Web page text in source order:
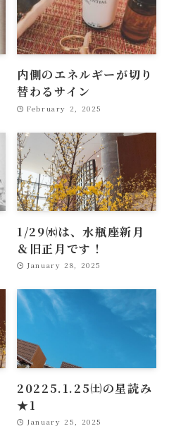
内側のエネルギーが切り
替わるサイン
February 2, 2025
1/29㈬は、水瓶座新月
＆旧正月です！
January 28, 2025
20225.1.25㈯の星読み
★1
January 25, 2025